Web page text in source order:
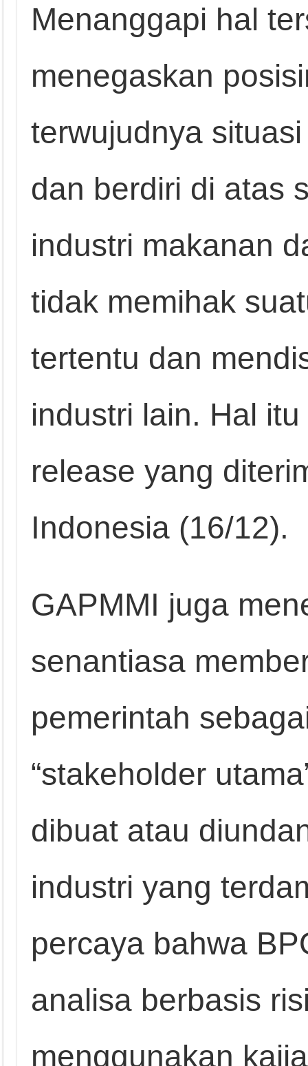
Menanggapi hal
menegaskan
terwujudnya
dan berdiri di atas
industri makanan
tidak memihak
tertentu dan
industri lain. Hal
release yang
Indonesia (16/12).
GAPMMI juga
senantiasa
pemerintah
“stakeholder
dibuat atau
industri yang
percaya bahwa
analisa berbasis
menggunakan